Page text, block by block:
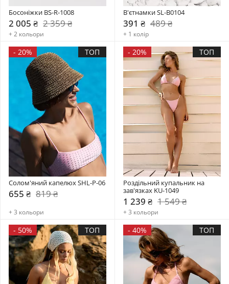
Босоніжки BS-R-1008
2 005 ₴ 2 359 ₴
+ 2 кольори
В'єтнамки SL-B0104
391 ₴ 489 ₴
+ 1 колір
- 20% ТОП
Солом'яний капелюх SHL-P-06
655 ₴ 819 ₴
+ 3 кольори
- 20% ТОП
Роздільний купальник на
зав'язках KU-1049
1 239 ₴ 1 549 ₴
+ 3 кольори
- 50% ТОП - 40% ТОП